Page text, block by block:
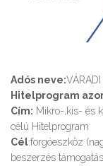
Adós neve:
Hitelprogram
Cím: Mikro-,kis- és
célú Hitelprogram
Cél:forgóeszköz
beszerzés